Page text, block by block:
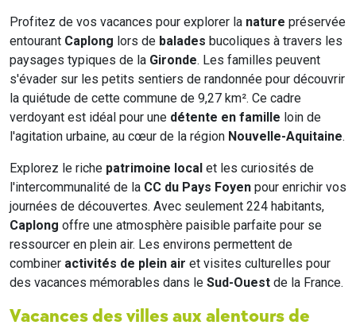
Profitez de vos vacances pour explorer la nature préservée
entourant Caplong lors de balades bucoliques à travers les
paysages typiques de la Gironde. Les familles peuvent
s'évader sur les petits sentiers de randonnée pour découvrir
la quiétude de cette commune de 9,27 km². Ce cadre
verdoyant est idéal pour une détente en famille loin de
l'agitation urbaine, au cœur de la région Nouvelle-Aquitaine.
Explorez le riche patrimoine local et les curiosités de
l'intercommunalité de la CC du Pays Foyen pour enrichir vos
journées de découvertes. Avec seulement 224 habitants,
Caplong offre une atmosphère paisible parfaite pour se
ressourcer en plein air. Les environs permettent de
combiner activités de plein air et visites culturelles pour
des vacances mémorables dans le Sud-Ouest de la France.
Vacances des villes aux alentours de